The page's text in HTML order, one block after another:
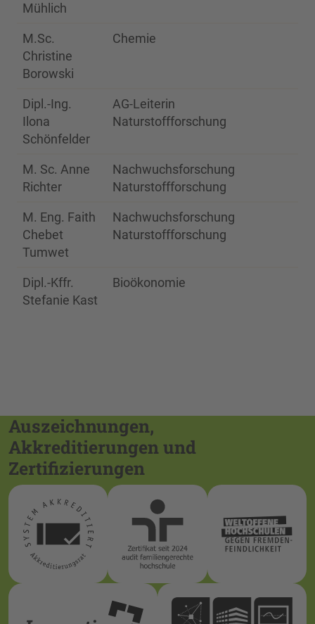
Mühlich
M.Sc.
Christine
Borowski
Chemie
Dipl.-Ing.
Ilona
Schönfelder
AG-Leiterin
Naturstoffforschung
M. Sc. Anne
Richter
Nachwuchsforschung
Naturstoffforschung
M. Eng. Faith
Chebet
Tumwet
Nachwuchsforschung
Naturstoffforschung
Dipl.-Kffr.
Stefanie Kast
Bioökonomie
Auszeichnungen,
Akkreditierungen und
Zertifizierungen